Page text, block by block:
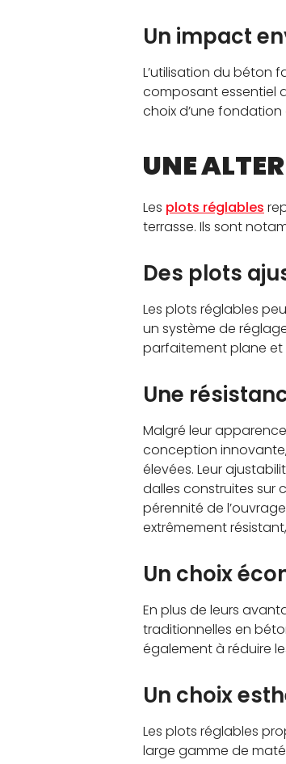
Un impact
L’utilisation du béton
composant essentiel
choix d’une
UNE
Les plots réglables
terrasse. Ils sont
Des plots
Les plots réglables
un système de
parfaitement plane et
Une
Malgré leur
conception
élevées. Leur
dalles construites sur
pérennité de
extrêmement
Un choix
En plus de leurs
traditionnelles en
également à réduire
Un choix
Les plots réglables
large gamme de